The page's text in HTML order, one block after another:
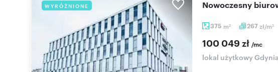
WYRÓŻNIONE
375 m2 267zł/m2
Nowoczesny
100 049 zł /mc
lokal użytkowy